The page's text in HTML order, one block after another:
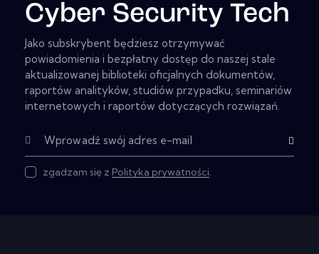
Cyber Security Tech
Jako subskrybent będziesz otrzymywać
powiadomienia i bezpłatny dostęp do naszej stale
aktualizowanej biblioteki oficjalnych dokumentów,
raportów analityków, studiów przypadku, seminariów
internetowych i raportów dotyczących rozwiązań.
zgadzam się z Polityka prywatności.